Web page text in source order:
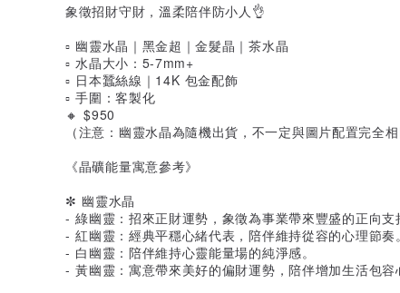
象徵招財守財，溫柔陪伴防小人👌
▫️ 幽靈水晶｜黑金超｜金髮晶｜茶水晶
▫️ 水晶大小：5-7mm+
▫️ 日本蠶絲線｜14K 包金配飾
▫️ 手圍：客製化
🔸 $950
（注意：幽靈水晶為隨機出貨，不一定與圖片配置完全相
《晶礦能量寓意參考》
✼ 幽靈水晶
- 綠幽靈：招來正財運勢，象徵為事業帶來豐盛的正向支
- 紅幽靈：經典平穩心緒代表，陪伴維持從容的心理節奏。
- 白幽靈：陪伴維持心靈能量場的純淨感。
- 黃幽靈：寓意帶來美好的偏財運勢，陪伴增加生活包容